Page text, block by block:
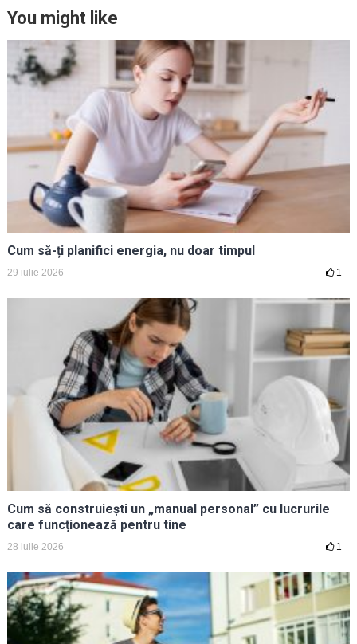
You might like
Cum să-ți planifici energia, nu doar timpul
29 iulie 2026 1
Cum să construiești un „manual personal” cu lucrurile
care funcționează pentru tine
28 iulie 2026 1